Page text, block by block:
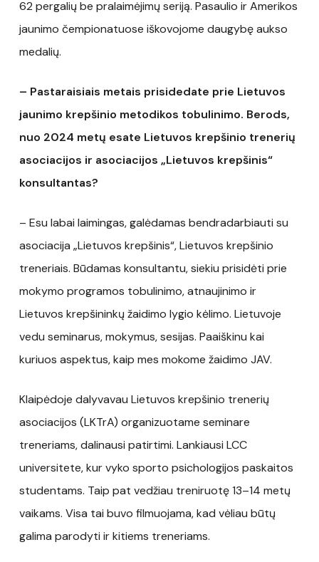
62 pergalių be pralaimėjimų seriją. Pasaulio ir Amerikos
jaunimo čempionatuose iškovojome daugybę aukso
medalių.
– Pastaraisiais metais prisidedate prie Lietuvos
jaunimo krepšinio metodikos tobulinimo. Berods,
nuo 2024 metų esate Lietuvos krepšinio trenerių
asociacijos ir asociacijos „Lietuvos krepšinis“
konsultantas?
– Esu labai laimingas, galėdamas bendradarbiauti su
asociacija „Lietuvos krepšinis“, Lietuvos krepšinio
treneriais. Būdamas konsultantu, siekiu prisidėti prie
mokymo programos tobulinimo, atnaujinimo ir
Lietuvos krepšininkų žaidimo lygio kėlimo. Lietuvoje
vedu seminarus, mokymus, sesijas. Paaiškinu kai
kuriuos aspektus, kaip mes mokome žaidimo JAV.
Klaipėdoje dalyvavau Lietuvos krepšinio trenerių
asociacijos (LKTrA) organizuotame seminare
treneriams, dalinausi patirtimi. Lankiausi LCC
universitete, kur vyko sporto psichologijos paskaitos
studentams. Taip pat vedžiau treniruotę 13–14 metų
vaikams. Visa tai buvo filmuojama, kad vėliau būtų
galima parodyti ir kitiems treneriams.